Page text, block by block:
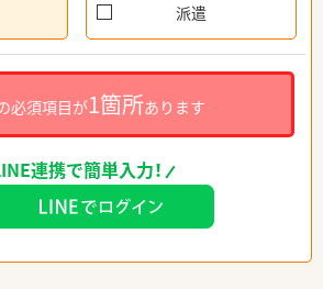
派遣
必須項目が1箇所あります
連携で簡単入力！